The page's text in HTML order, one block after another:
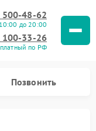
500-48-62
до 20:00
100-33-26
по РФ
Позвонить